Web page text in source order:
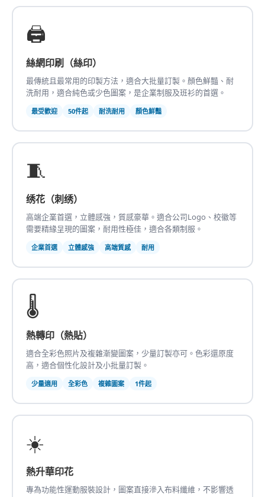
🖨️
絲網印刷（絲印）
最傳統且最常用的印製方法，適合大批量訂製。顏色鮮豔、耐
洗耐用，適合純色或少色圖案，是企業制服及班衫的首選。
最受歡迎 50件起 耐洗耐用 顏色鮮豔
🧵
绣花（刺绣）
高端企業首選，立體感強，質感豪華。適合公司Logo、校徽等
需要精緣呈現的圖案，耐用性極佳，適合各類制服。
企業首選 立體感強 高端質感 耐用
🌡️
熱轉印（熱貼）
適合全彩色照片及複雜漸變圖案，少量訂製亦可。色彩還原度
高，適合個性化設計及小批量訂製。
少量適用 全彩色 複雜圖案 1件起
☀️
熱升華印花
專為功能性運動服裝設計，圖案直接滲入布料纖維，不影響透